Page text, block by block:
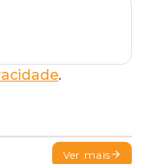
.
Ver mais